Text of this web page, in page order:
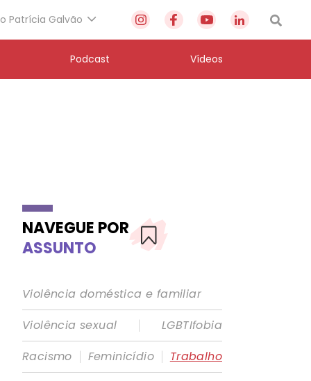
Patrícia Galvão
Podcast Vídeos
NAVEGUE POR
ASSUNTO
Violência doméstica e familiar
Violência sexual
|
LGBTIfobia
Racismo | Feminicídio | Trabalho